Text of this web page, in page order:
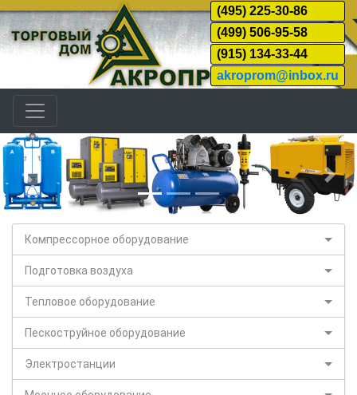
(495) 225-30-86
(499) 506-95-58
(915) 134-33-44
akroprom@inbox.ru
Назад
Компрессорное оборудование
Подготовка воздуха
Тепловое оборудование
Пескоструйное оборудование
Электростанции